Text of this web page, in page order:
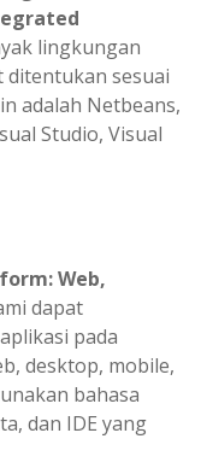
lingkungan
ditentukan sesuai
adalah Netbeans,
Studio, Visual
Web,
dapat
pada
desktop, mobile,
bahasa
dan IDE yang